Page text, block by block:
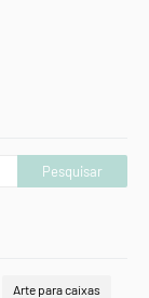
Arte para caixas